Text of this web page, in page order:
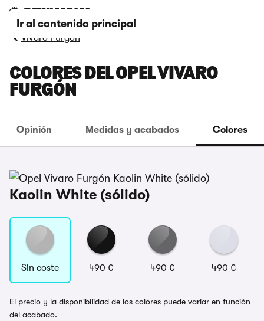
Ir al contenido principal
Vivaro Furgón
COLORES DEL OPEL VIVARO
FURGÓN
Opinión Medidas y acabados Colores
Kaolin White (sólido)
Sin coste 490 € 490 € 490 €
El precio y la disponibilidad de los colores puede variar en función
del acabado.